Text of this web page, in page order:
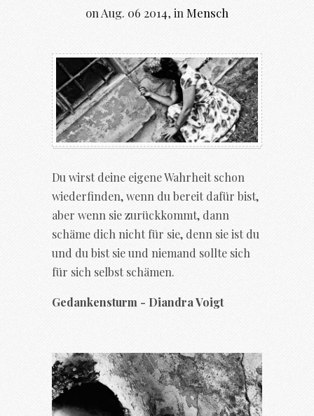
on Aug. 06 2014, in Mensch
Du wirst deine eigene Wahrheit schon
wiederfinden, wenn du bereit dafür bist,
aber wenn sie zurückkommt, dann
schäme dich nicht für sie, denn sie ist du
und du bist sie und niemand sollte sich
für sich selbst schämen.
Gedankensturm - Diandra Voigt